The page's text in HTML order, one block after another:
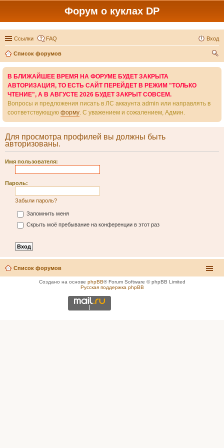
Форум о куклах DP
Ссылки FAQ Вход
Список форумов
В БЛИЖАЙШЕЕ ВРЕМЯ НА ФОРУМЕ БУДЕТ ЗАКРЫТА
АВТОРИЗАЦИЯ, ТО ЕСТЬ САЙТ ПЕРЕЙДЕТ В РЕЖИМ "ТОЛЬКО
ЧТЕНИЕ", А В АВГУСТЕ 2026 БУДЕТ ЗАКРЫТ СОВСЕМ.
Вопросы и предложения писать в ЛС аккаунта admin или направлять в
соответствующую форму. С уважением и сожалением, Админ.
Для просмотра профилей вы должны быть
авторизованы.
Имя пользователя:
Пароль:
Забыли пароль?
Запомнить меня
Скрыть моё пребывание на конференции в этот раз
Список форумов
Создано на основе phpBB® Forum Software © phpBB Limited
Русская поддержка phpBB